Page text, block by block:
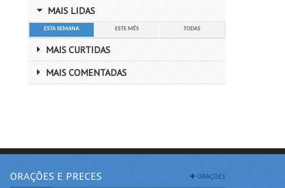
MAIS LIDAS
ESTA SEMANA ESTE MÊS TODAS
MAIS CURTIDAS
MAIS COMENTADAS
ORAÇÕES E PRECES ORAÇÕES